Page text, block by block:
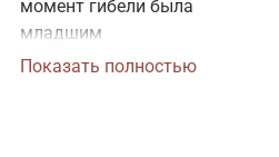
момент гибели была
младшим
лейтенантом.
Показать полностью